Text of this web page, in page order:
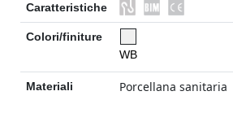
Caratteristiche
Colori/finiture
WB
Materiali Porcellana sanitaria